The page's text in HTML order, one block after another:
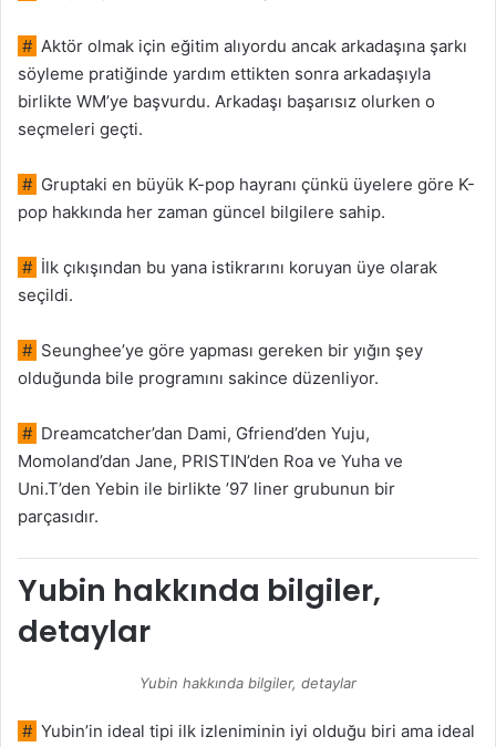
# Aktör olmak için eğitim alıyordu ancak arkadaşına şarkı
söyleme pratiğinde yardım ettikten sonra arkadaşıyla
birlikte WM’ye başvurdu. Arkadaşı başarısız olurken o
seçmeleri geçti.
# Gruptaki en büyük K-pop hayranı çünkü üyelere göre K-
pop hakkında her zaman güncel bilgilere sahip.
# İlk çıkışından bu yana istikrarını koruyan üye olarak
seçildi.
# Seunghee’ye göre yapması gereken bir yığın şey
olduğunda bile programını sakince düzenliyor.
# Dreamcatcher’dan Dami, Gfriend’den Yuju,
Momoland’dan Jane, PRISTIN’den Roa ve Yuha ve
Uni.T’den Yebin ile birlikte ’97 liner grubunun bir
parçasıdır.
Yubin hakkında bilgiler,
detaylar
Yubin hakkında bilgiler, detaylar
# Yubin’in ideal tipi ilk izleniminin iyi olduğu biri ama ideal